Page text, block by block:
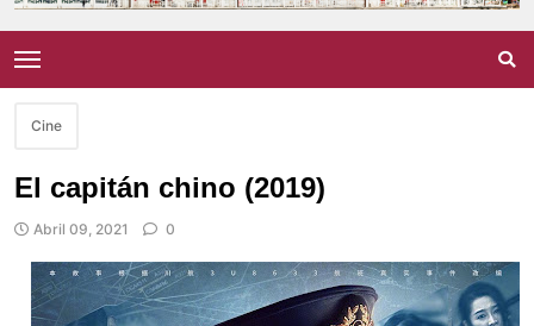
Cine
El capitán chino (2019)
Abril 09, 2021 0